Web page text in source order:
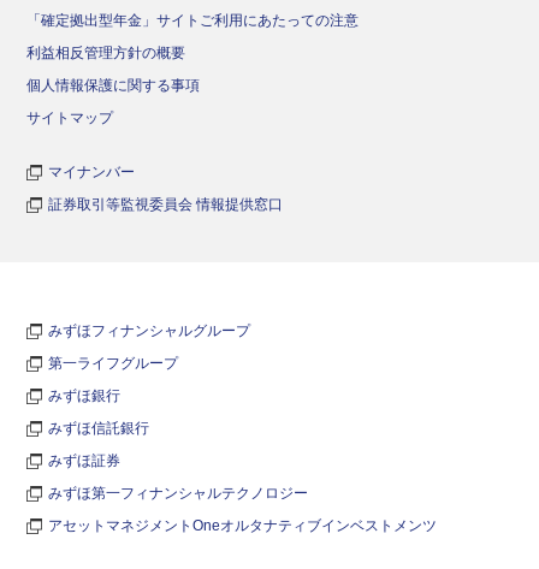
「確定拠出型年金」サイトご利用にあたっての注意
利益相反管理方針の概要
個人情報保護に関する事項
サイトマップ
マイナンバー
証券取引等監視委員会 情報提供窓口
みずほフィナンシャルグループ
第一ライフグループ
みずほ銀行
みずほ信託銀行
みずほ証券
みずほ第一フィナンシャルテクノロジー
アセットマネジメントOneオルタナティブインベストメンツ